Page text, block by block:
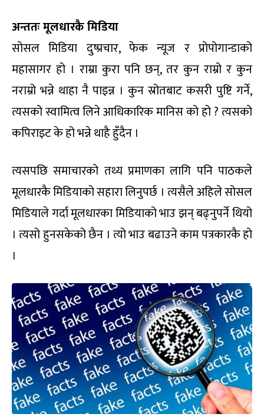
अन्ततः मूलधारकै मिडिया
सोसल मिडिया दुष्प्रचार, फेक न्यूज र प्रोपोगान्डाको
महासागर हो । राम्रा कुरा पनि छन्, तर कुन राम्रो र कुन
नराम्रो भन्ने थाहा नै पाइन्न । कुन स्रोतबाट कसरी पुष्टि गर्ने,
त्यसको स्वामित्व लिने आधिकारिक मानिस को हो ? त्यसको
कपिराइट के हो भन्ने थाहै हुँदैन ।
त्यसपछि समाचारको तथ्य प्रमाणका लागि पनि पाठकले
मूलधारकै मिडियाको सहारा लिनुपर्छ । त्यसैले अहिले सोसल
मिडियाले गर्दा मूलधारका मिडियाको भाउ झन् बढ्नुपर्ने थियो
। त्यसो हुनसकेको छैन । त्यो भाउ बढाउने काम पत्रकारकै हो
।